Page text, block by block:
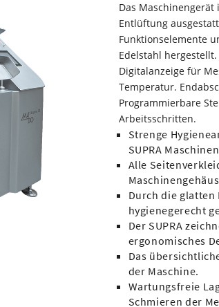
Das
Entlüftung
Funktionselemente
Edelstahl
Digitalanzeige für
Temperatur.
Programmierbare
Arbeitsschritten.
Strenge
SUPRA
Alle
Durch die glatten
hygienegerecht
Der SUPRA
ergonomisches
Das
der Maschine.
Wartungsfreie
Schmieren der